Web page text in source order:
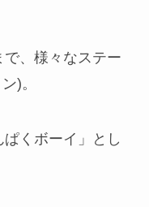
、様々なステー
)。
くボーイ」とし